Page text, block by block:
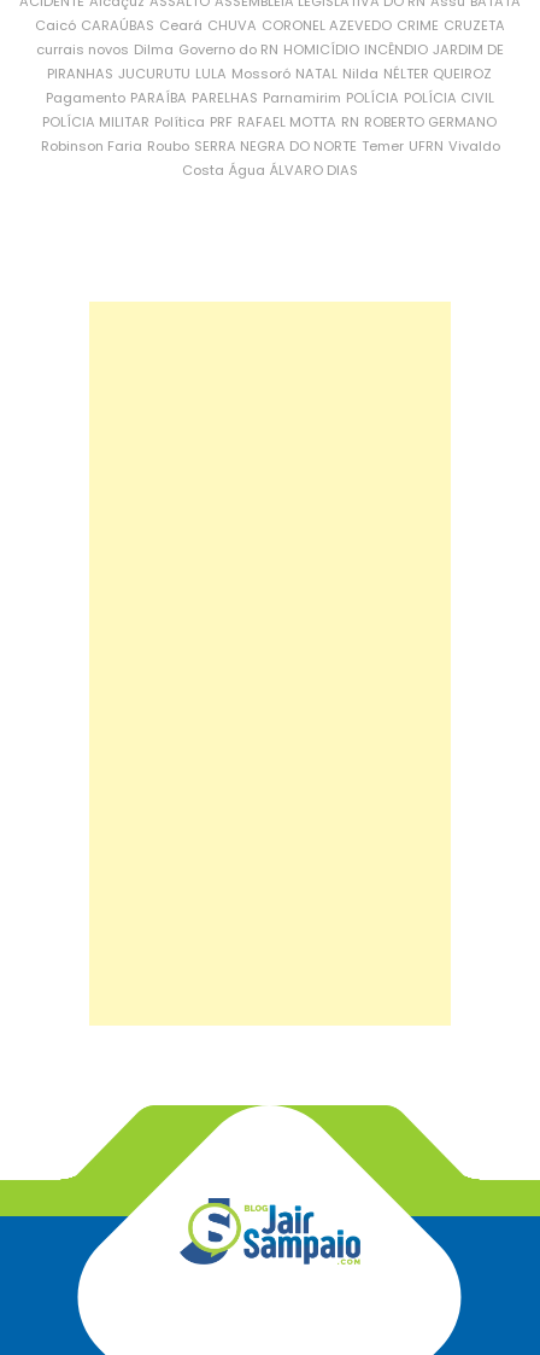
Caicó CARAÚBAS Ceará CHUVA CORONEL AZEVEDO CRIME CRUZETA
currais novos Dilma Governo do RN HOMICÍDIO INCÊNDIO JARDIM DE
PIRANHAS JUCURUTU LULA Mossoró NATAL Nilda NÉLTER QUEIROZ
Pagamento PARAÍBA PARELHAS Parnamirim POLÍCIA POLÍCIA CIVIL
POLÍCIA MILITAR Política PRF RAFAEL MOTTA RN ROBERTO GERMANO
Robinson Faria Roubo SERRA NEGRA DO NORTE Temer UFRN Vivaldo
Costa Água ÁLVARO DIAS